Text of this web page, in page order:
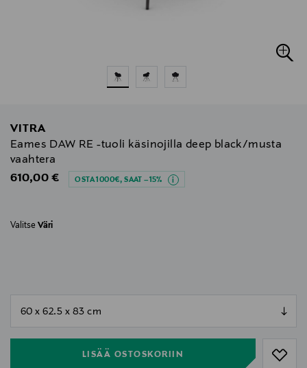
VITRA
Eames DAW RE -tuoli käsinojilla deep black/musta
vaahtera
Original Price
610,00 € OSTA 1000€, SAAT –15%
Valitse Väri
LISÄÄ OSTOSKORIIN